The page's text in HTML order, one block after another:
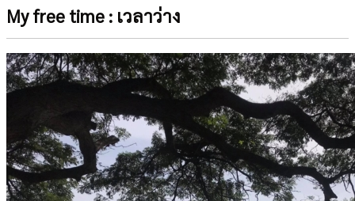
My free time : เวลาว่าง